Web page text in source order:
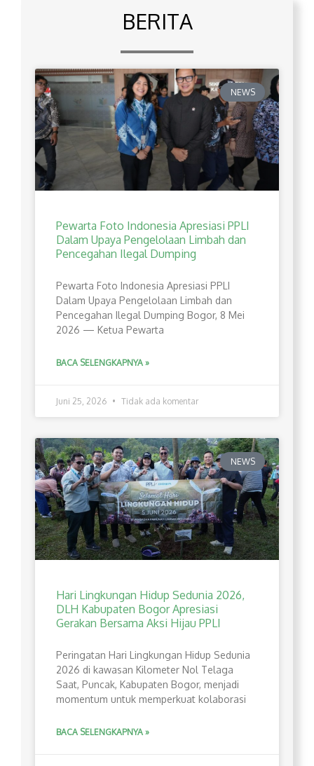
BERITA
NEWS
Pewarta Foto Indonesia Apresiasi PPLI
Dalam Upaya Pengelolaan Limbah dan
Pencegahan Ilegal Dumping
Pewarta Foto Indonesia Apresiasi PPLI
Dalam Upaya Pengelolaan Limbah dan
Pencegahan Ilegal Dumping Bogor, 8 Mei
2026 — Ketua Pewarta
BACA SELENGKAPNYA »
Juni 25, 2026 Tidak ada komentar
NEWS
Hari Lingkungan Hidup Sedunia 2026,
DLH Kabupaten Bogor Apresiasi
Gerakan Bersama Aksi Hijau PPLI
Peringatan Hari Lingkungan Hidup Sedunia
2026 di kawasan Kilometer Nol Telaga
Saat, Puncak, Kabupaten Bogor, menjadi
momentum untuk memperkuat kolaborasi
BACA SELENGKAPNYA »